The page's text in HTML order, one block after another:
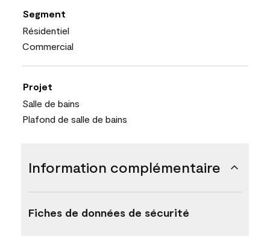
Segment
Résidentiel
Commercial
Projet
Salle de bains
Plafond de salle de bains
Information complémentaire
Fiches de données de sécurité